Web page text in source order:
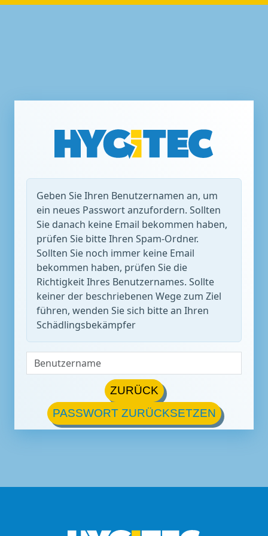
Geben Sie Ihren Benutzernamen an, um
ein neues Passwort anzufordern. Sollten
Sie danach keine Email bekommen haben,
prüfen Sie bitte Ihren Spam-Ordner.
Sollten Sie noch immer keine Email
bekommen haben, prüfen Sie die
Richtigkeit Ihres Benutzernames. Sollte
keiner der beschriebenen Wege zum Ziel
führen, wenden Sie sich bitte an Ihren
Schädlingsbekämpfer
ZURÜCK
PASSWORT ZURÜCKSETZEN